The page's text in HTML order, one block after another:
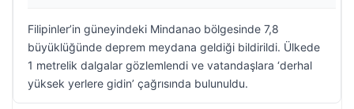
Filipinler’in güneyindeki Mindanao bölgesinde 7,8
büyüklüğünde deprem meydana geldiği bildirildi. Ülkede
1 metrelik dalgalar gözlemlendi ve vatandaşlara ‘derhal
yüksek yerlere gidin’ çağrısında bulunuldu.